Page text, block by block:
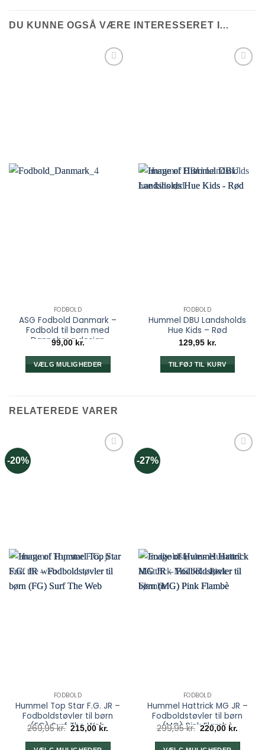
DU KUNNE OGSÅ VÆRE INTERESSERET I…
FODBOLD
ASG Fodbold Danmark –
Fodbold til børn med
Dannebrog design
99,00 kr.
VÆLG MULIGHEDER
flere
Mulighederne
FODBOLD
Hummel DBU Landsholds
Hue Kids – Rød
129,95 kr.
TILFØJ TIL KURV
RELATEREDE VARER
-20%
FODBOLD
Hummel Top Star F.G. JR –
Fodboldstøvler til børn
(FG) Surf The Web
269,95kr. Den
oprindelige
pris
215,00 kr.
pris
-27%
FODBOLD
Hummel Hattrick MG JR –
Fodboldstøvler til børn
(MG) Pink Flambè
299,95kr. Den
oprindelige
pris
220,00 kr.
pris